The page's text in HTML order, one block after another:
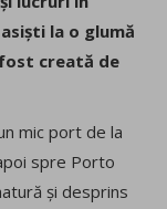
la o glumă
creată de
mic port de la
spre Porto
și desprins